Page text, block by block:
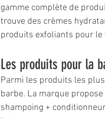
gamme complète de
trouve des crèmes
produits exfoliants pour le
Les produits pour la
Parmi les produits les
barbe. La marque
shampoing +